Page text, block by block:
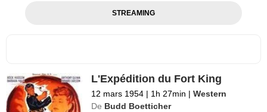
STREAMING
L'Expédition du Fort King
12 mars 1954 | 1h 27min | Western
De Budd Boetticher